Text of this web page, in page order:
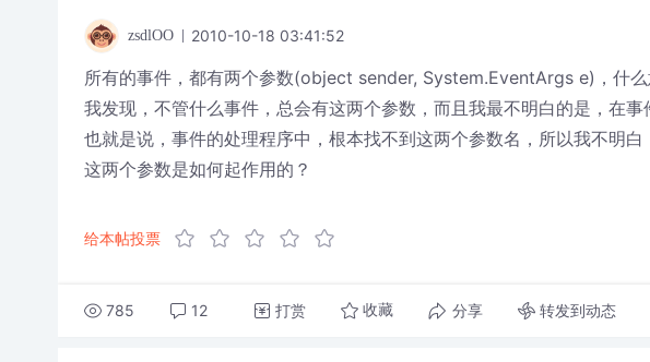
zsdlOO 2010-10-18 03:41:52
所有的事件，都有两个参数(object sender, System.EventArgs e)，什么
我发现，不管什么事件，总会有这两个参数，而且我最不明白的是，在
也就是说，事件的处理程序中，根本找不到这两个参数名，所以我不明白
这两个参数是如何起作用的？
给本帖投票
785 12 打赏 收藏 分享 转发到动态